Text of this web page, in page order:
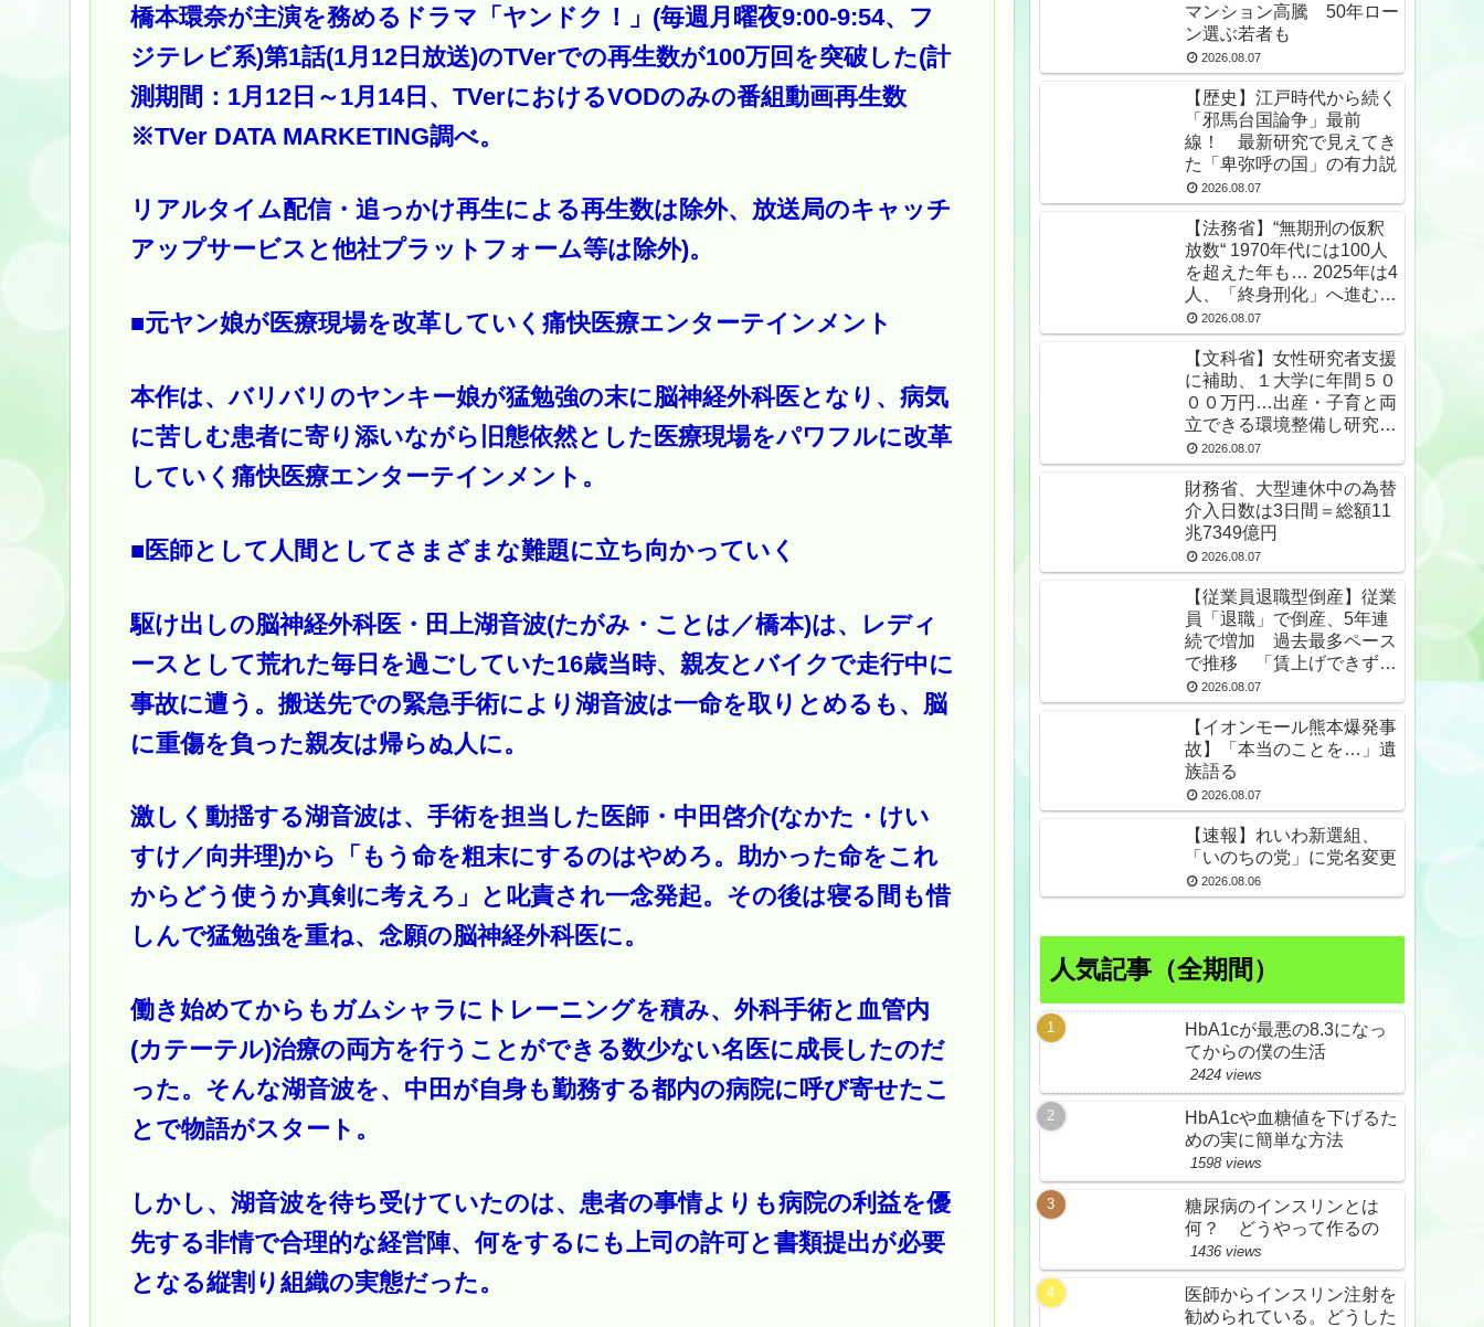
橋本環奈が主演を務めるドラマ「ヤンドク！」(毎週月曜夜9:00-9:54、フ
ジテレビ系)第1話(1月12日放送)のTVerでの再生数が100万回を突破した(計
測期間：1月12日～1月14日、TVerにおけるVODのみの番組動画再生数
※TVer DATA MARKETING調べ。
リアルタイム配信・追っかけ再生による再生数は除外、放送局のキャッチ
アップサービスと他社プラットフォーム等は除外)。
■元ヤン娘が医療現場を改革していく痛快医療エンターテインメント
本作は、バリバリのヤンキー娘が猛勉強の末に脳神経外科医となり、病気
に苦しむ患者に寄り添いながら旧態依然とした医療現場をパワフルに改革
していく痛快医療エンターテインメント。
■医師として人間としてさまざまな難題に立ち向かっていく
駆け出しの脳神経外科医・田上湖音波(たがみ・ことは／橋本)は、レディ
ースとして荒れた毎日を過ごしていた16歳当時、親友とバイクで走行中に
事故に遭う。搬送先での緊急手術により湖音波は一命を取りとめるも、脳
に重傷を負った親友は帰らぬ人に。
激しく動揺する湖音波は、手術を担当した医師・中田啓介(なかた・けい
すけ／向井理)から「もう命を粗末にするのはやめろ。助かった命をこれ
からどう使うか真剣に考えろ」と叱責され一念発起。その後は寝る間も惜
しんで猛勉強を重ね、念願の脳神経外科医に。
働き始めてからもガムシャラにトレーニングを積み、外科手術と血管内
(カテーテル)治療の両方を行うことができる数少ない名医に成長したのだ
った。そんな湖音波を、中田が自身も勤務する都内の病院に呼び寄せたこ
とで物語がスタート。
しかし、湖音波を待ち受けていたのは、患者の事情よりも病院の利益を優
先する非情で合理的な経営陣、何をするにも上司の許可と書類提出が必要
となる縦割り組織の実態だった。
マンション高騰 50年ロー
ン選ぶ若者も
2026.08.07
【歴史】江戸時代から続く
「邪馬台国論争」最前
線！ 最新研究で見えてき
た「卑弥呼の国」の有力説
2026.08.07
【法務省】“無期刑の仮釈
放数“ 1970年代には100人
を超えた年も… 2025年は4
人、「終身刑化」へ進む
無期受刑者は24年末で
1650人★2
2026.08.07
【文科省】女性研究者支援
に補助、１大学に年間５０
００万円…出産・子育と両
立できる環境整備し研究力
底上げ
2026.08.07
財務省、大型連休中の為替
介入日数は3日間＝総額11
兆7349億円
2026.08.07
【従業員退職型倒産】従業
員「退職」で倒産、5年連
続で増加 過去最多ペース
で推移 「賃上げできず」
倒産も発生
2026.08.07
【イオンモール熊本爆発事
故】「本当のことを…」遺
族語る
2026.08.07
【速報】れいわ新選組、
「いのちの党」に党名変更
2026.08.06
人気記事（全期間）
HbA1cが最悪の8.3になっ
てからの僕の生活
2424 views
HbA1cや血糖値を下げるた
めの実に簡単な方法
1598 views
糖尿病のインスリンとは
何？ どうやって作るの
1436 views
医師からインスリン注射を
勧められている。どうした